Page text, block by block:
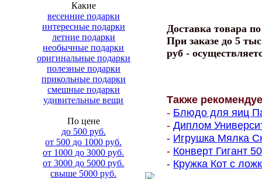
Какие
весенние подарки
интересные подарки
летние подарки
необычные подарки
оригинальные подарки
полезные подарки
прикольные подарки
смешные подарки
удивительные вещи
По цене
до 500 руб.
от 500 до 1000 руб.
от 1000 до 3000 руб.
от 3000 до 5000 руб.
свыше 5000 руб.
Доставка товара
При заказе до 5
руб -
Также
- Блюдо для яиц
- Диплом
- Игрушка Мялка
- Конверт Гигант
- Кружка Кот с